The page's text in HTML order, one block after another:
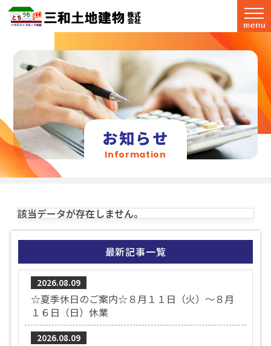
お知らせ
Information
該当データが存在しません。
最新記事一覧
2026.08.09
☆夏季休日のご案内☆８月１１日（火）～８月
１６日（日）休業
2026.08.09